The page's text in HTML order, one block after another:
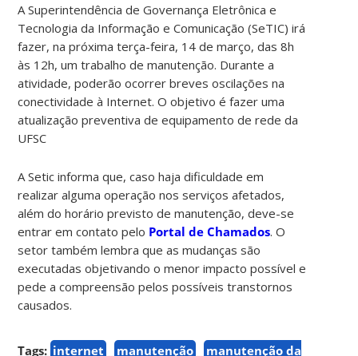
A Superintendência de Governança Eletrônica e
Tecnologia da Informação e Comunicação (SeTIC) irá
fazer, na próxima terça-feira, 14 de março, das 8h
às 12h, um trabalho de manutenção. Durante a
atividade, poderão ocorrer breves oscilações na
conectividade à Internet. O objetivo é fazer uma
atualização preventiva de equipamento de rede da
UFSC
A Setic informa que, caso haja dificuldade em
realizar alguma operação nos serviços afetados,
além do horário previsto de manutenção, deve-se
entrar em contato pelo Portal de Chamados. O
setor também lembra que as mudanças são
executadas objetivando o menor impacto possível e
pede a compreensão pelos possíveis transtornos
causados.
Tags: internet manutenção
manutenção da